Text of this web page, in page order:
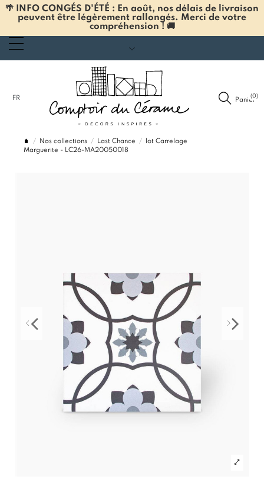
🌴 INFO CONGÉS D'ÉTÉ : En août, nos délais de livraison
peuvent être légèrement rallongés. Merci de votre
compréhension ! 🚚
FR Panier
(0)
Nos collections Last Chance
lot Carrelage
Marguerite - LC26-MA20050018